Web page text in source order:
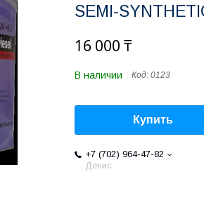
SEMI-
16 000 ₸
В наличии Код: 0123
Купить
+7 (702) 964-47-82
Денис